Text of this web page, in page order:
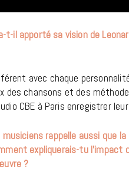
t-il apporté sa vision de
avec chaque
des chansons et des
CBE à Paris enregistrer
rappelle aussi que
expliquerais-tu l’impact
?